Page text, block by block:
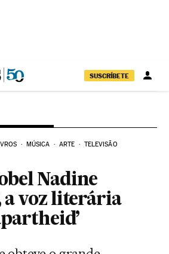
SUSCRÍBETE
MÚSICA ARTE TELEVISÃO
Nadine
a voz literária